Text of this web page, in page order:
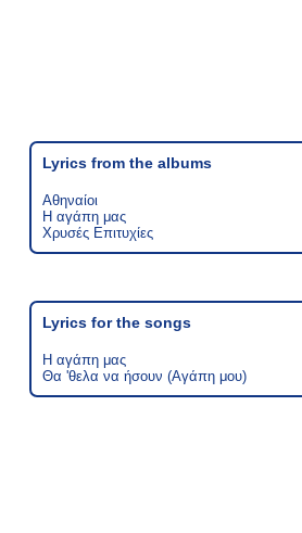
Lyrics from the albums
Αθηναίοι
Η αγάπη μας
Χρυσές Επιτυχίες
Lyrics for the songs
Η αγάπη μας
Θα 'θελα να ήσουν (Αγάπη μου)